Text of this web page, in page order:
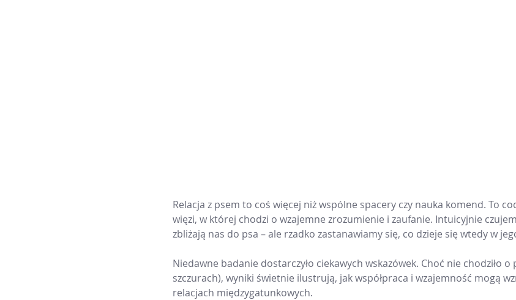
Relacja z psem to coś więcej niż wspólne spacery czy nauka komend. To
więzi, w której chodzi o wzajemne zrozumienie i zaufanie. Intuicyjnie
zbliżają nas do psa – ale rzadko zastanawiamy się, co dzieje się wtedy w
Niedawne badanie dostarczyło ciekawych wskazówek. Choć nie chodziło o
szczurach), wyniki świetnie ilustrują, jak współpraca i wzajemność mogą
relacjach międzygatunkowych.